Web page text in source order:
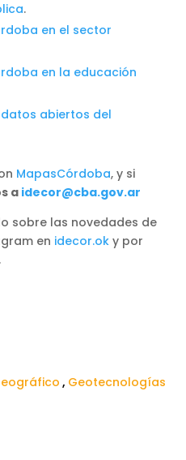
.
en el sector
en la educación
abiertos del
MapasCórdoba, y si
a idecor@cba.gov.ar
sobre las novedades de
en idecor.ok y por
, Geotecnologías